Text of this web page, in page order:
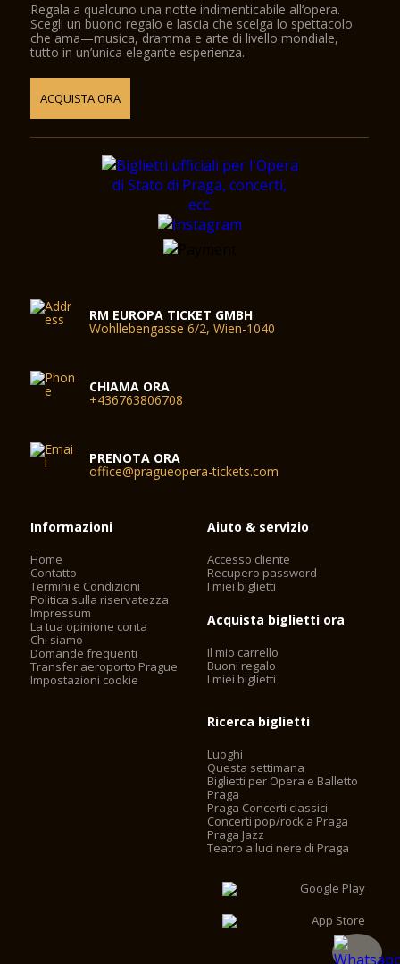
Regala a qualcuno una notte indimenticabile all’opera.
Scegli un buono regalo e lascia che scelga lo spettacolo
che ama—musica, dramma e arte di livello mondiale,
tutto in un’unica elegante esperienza.
ACQUISTA ORA
RM EUROPA TICKET GMBH
Wohllebengasse 6/2, Wien-1040
CHIAMA ORA
+436763806708
PRENOTA ORA
office@pragueopera-tickets.com
Informazioni
Home
Contatto
Termini e Condizioni
Politica sulla riservatezza
Impressum
La tua opinione conta
Chi siamo
Domande frequenti
Transfer aeroporto Prague
Impostazioni cookie
Aiuto & servizio
Accesso cliente
Recupero password
I miei biglietti
Acquista biglietti ora
Il mio carrello
Buoni regalo
I miei biglietti
Ricerca biglietti
Luoghi
Questa settimana
Biglietti per Opera e Balletto
Praga
Praga Concerti classici
Concerti pop/rock a Praga
Praga Jazz
Teatro a luci nere di Praga